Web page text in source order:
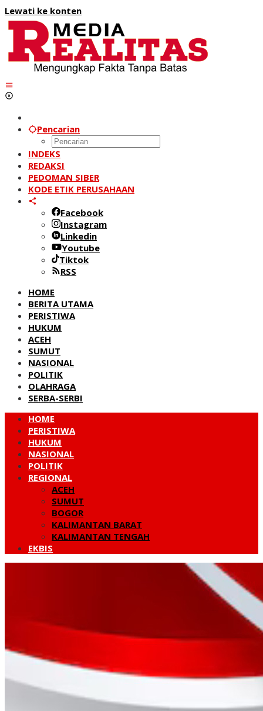
Lewati ke konten
Pencarian
INDEKS
REDAKSI
PEDOMAN SIBER
KODE ETIK PERUSAHAAN
Facebook
Instagram
Linkedin
Youtube
Tiktok
RSS
HOME
BERITA UTAMA
PERISTIWA
HUKUM
ACEH
SUMUT
NASIONAL
POLITIK
OLAHRAGA
SERBA-SERBI
HOME
PERISTIWA
HUKUM
NASIONAL
POLITIK
REGIONAL
ACEH
SUMUT
BOGOR
KALIMANTAN BARAT
KALIMANTAN TENGAH
EKBIS